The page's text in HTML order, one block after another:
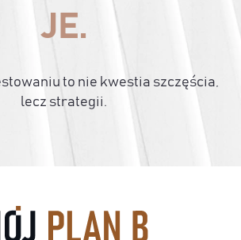
JE.
to nie kwestia szczęścia,
lecz strategii.